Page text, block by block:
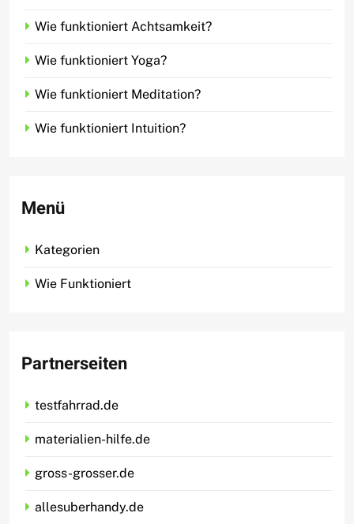
Wie funktioniert Achtsamkeit?
Wie funktioniert Yoga?
Wie funktioniert Meditation?
Wie funktioniert Intuition?
Menü
Kategorien
Wie Funktioniert
Partnerseiten
testfahrrad.de
materialien-hilfe.de
gross-grosser.de
allesuberhandy.de